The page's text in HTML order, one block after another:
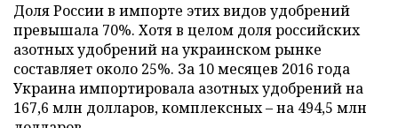
Доля России в импорте этих видов удобрений
превышала 70%. Хотя в целом доля российских
азотных удобрений на украинском рынке
составляет около 25%. За 10 месяцев 2016 года
Украина импортировала азотных удобрений на
167,6 млн долларов, комплексных – на 494,5 млн